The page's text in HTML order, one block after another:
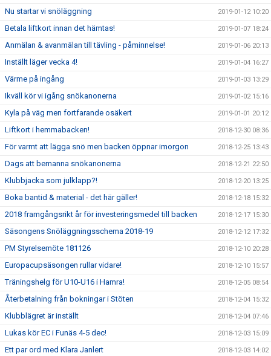
Nu startar vi snöläggning 2019-01-12 10:20
Betala liftkort innan det hämtas! 2019-01-07 18:24
Anmälan & avanmälan till tävling - påminnelse! 2019-01-06 20:13
Inställt läger vecka 4! 2019-01-04 16:27
Värme på ingång 2019-01-03 13:29
Ikväll kör vi igång snökanonerna 2019-01-02 15:16
Kyla på väg men fortfarande osäkert 2019-01-01 20:12
Liftkort i hemmabacken! 2018-12-30 08:36
För varmt att lägga snö men backen öppnar imorgon 2018-12-25 13:43
Dags att bemanna snökanonerna 2018-12-21 22:50
Klubbjacka som julklapp?! 2018-12-20 13:25
Boka bantid & material - det här gäller! 2018-12-18 15:32
2018 framgångsrikt år för investeringsmedel till backen 2018-12-17 15:30
Säsongens Snöläggningsschema 2018-19 2018-12-12 17:32
PM Styrelsemöte 181126 2018-12-10 20:28
Europacupsäsongen rullar vidare! 2018-12-10 15:57
Träningshelg för U10-U16 i Hamra! 2018-12-05 08:54
Återbetalning från bokningar i Stöten 2018-12-04 15:32
Klubblägret är inställt 2018-12-04 07:46
Lukas kör EC i Funäs 4-5 dec! 2018-12-03 15:09
Ett par ord med Klara Janlert 2018-12-03 14:02